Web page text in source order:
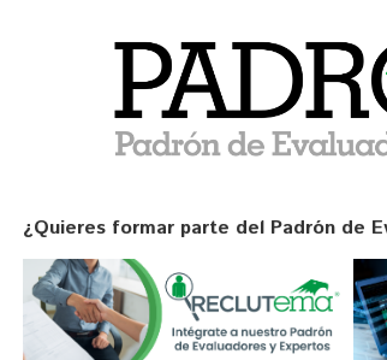
¿Quieres formar parte del Padrón de